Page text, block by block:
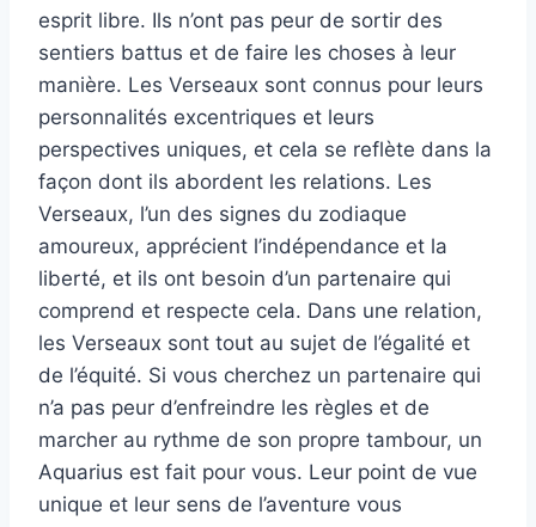
esprit libre. Ils n’ont pas peur de sortir des
sentiers battus et de faire les choses à leur
manière. Les Verseaux sont connus pour leurs
personnalités excentriques et leurs
perspectives uniques, et cela se reflète dans la
façon dont ils abordent les relations. Les
Verseaux, l’un des signes du zodiaque
amoureux, apprécient l’indépendance et la
liberté, et ils ont besoin d’un partenaire qui
comprend et respecte cela. Dans une relation,
les Verseaux sont tout au sujet de l’égalité et
de l’équité. Si vous cherchez un partenaire qui
n’a pas peur d’enfreindre les règles et de
marcher au rythme de son propre tambour, un
Aquarius est fait pour vous. Leur point de vue
unique et leur sens de l’aventure vous